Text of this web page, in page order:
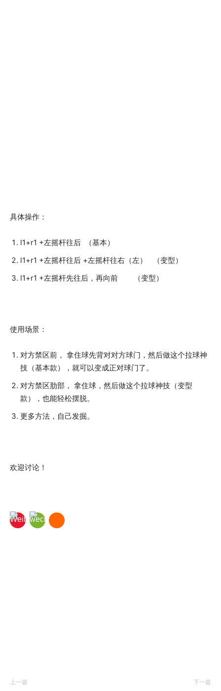
具体操作：
l1+r1 +左摇杆往后 （基本）
l1+r1 +左摇杆往后 +左摇杆往右（左） （变型）
l1+r1 +左摇杆先往后，再向前 （变型）
使用场景：
对方禁区前， 拿住球先背对对方球门，然后做这个拉球神
技（基本款），就可以变成正对球门了。
对方禁区肋部， 拿住球，然后做这个拉球神技（变型
款），也能轻松摆脱。
更多方法，自己发掘。
欢迎讨论！
上一篇 下一篇